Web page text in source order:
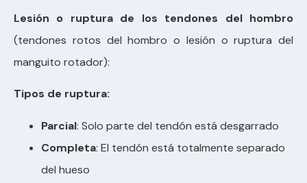
Lesión o ruptura de los tendones del hombro
(tendones rotos del hombro o lesión o ruptura del
manguito rotador):
Tipos de ruptura:
Parcial: Solo parte del tendón está desgarrado
Completa: El tendón está totalmente separado
del hueso